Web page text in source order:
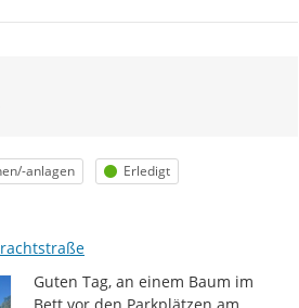
Äußerung
anlagen Status
Erledigt
Guten Tag, an einem Baum im